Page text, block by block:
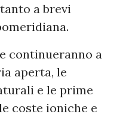
a brevi
continueranno a
aperta, le
e le prime
coste ioniche e